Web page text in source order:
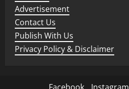
Advertisement
Contact Us
Publish With Us
Privacy Policy & Disclaimer